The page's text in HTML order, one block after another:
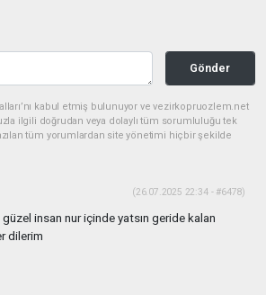
Gönder
kabul etmiş bulunuyor ve vezirkopruozlem.net
ilgili doğrudan veya dolaylı tüm sorumluluğu tek
tüm yorumlardan site yönetimi hiçbir şekilde
(26.07.2025 22:34 - #6478)
insan nur içinde yatsın geride kalan
dilerim